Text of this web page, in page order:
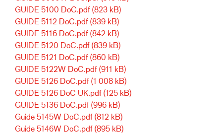
GUIDE 5100 DoC.pdf (823 kB)
GUIDE 5112 DoC.pdf (839 kB)
GUIDE 5116 DoC.pdf (842 kB)
GUIDE 5120 DoC.pdf (839 kB)
GUIDE 5121 DoC.pdf (860 kB)
GUIDE 5122W DoC.pdf (911 kB)
GUIDE 5126 DoC.pdf (1 008 kB)
GUIDE 5126 DoC UK.pdf (125 kB)
GUIDE 5136 DoC.pdf (996 kB)
Guide 5145W DoC.pdf (812 kB)
Guide 5146W DoC.pdf (895 kB)